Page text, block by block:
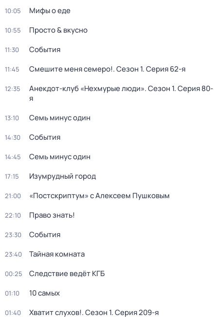
10:05 Мифы о еде
10:55 Просто & вкусно
11:30 События
11:45 Смешите меня семеро!. Сезон 1. Серия 62-я
12:35 Анекдот-клуб «Нехмурые люди». Сезон 1. Серия 80-
я
13:10 Семь минус один
14:30 События
14:45 Семь минус один
17:15 Изумрудный город
21:00 «Постскриптум» с Алексеем Пушковым
22:10 Право знать!
23:30 События
23:40 Тайная комната
00:25 Следствие ведёт КГБ
01:10 10 самых
01:40 Хватит слухов!. Сезон 1. Серия 209-я